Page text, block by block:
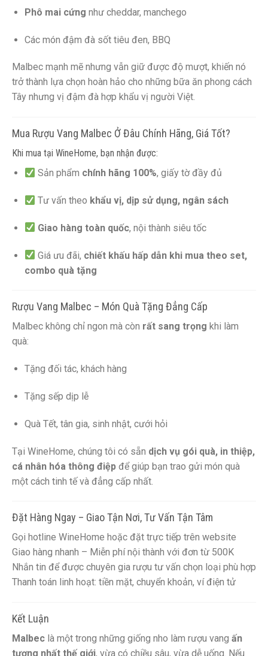
Phô mai cứng như cheddar, manchego
Các món đậm đà sốt tiêu đen, BBQ
Malbec mạnh mẽ nhưng vẫn giữ được độ mượt, khiến nó
trở thành lựa chọn hoàn hảo cho những bữa ăn phong cách
Tây nhưng vị đậm đà hợp khẩu vị người Việt.
Mua Rượu Vang Malbec Ở Đâu Chính Hãng, Giá Tốt?
Khi mua tại WineHome, bạn nhận được:
Sản phẩm chính hãng 100%, giấy tờ đầy đủ
Tư vấn theo khẩu vị, dịp sử dụng, ngân sách
Giao hàng toàn quốc, nội thành siêu tốc
Giá ưu đãi, chiết khấu hấp dẫn khi mua theo set,
combo quà tặng
Rượu Vang Malbec – Món Quà Tặng Đẳng Cấp
Malbec không chỉ ngon mà còn rất sang trọng khi làm
quà:
Tặng đối tác, khách hàng
Tặng sếp dịp lễ
Quà Tết, tân gia, sinh nhật, cưới hỏi
Tại WineHome, chúng tôi có sẵn dịch vụ gói quà, in thiệp,
cá nhân hóa thông điệp để giúp bạn trao gửi món quà
một cách tinh tế và đẳng cấp nhất.
Đặt Hàng Ngay – Giao Tận Nơi, Tư Vấn Tận Tâm
Gọi hotline WineHome hoặc đặt trực tiếp trên website
Giao hàng nhanh – Miễn phí nội thành với đơn từ 500K
Nhắn tin để được chuyên gia rượu tư vấn chọn loại phù hợp
Thanh toán linh hoạt: tiền mặt, chuyển khoản, ví điện tử
Kết Luận
Malbec là một trong những giống nho làm rượu vang ấn
tượng nhất thế giới, vừa có chiều sâu, vừa dễ uống. Nếu